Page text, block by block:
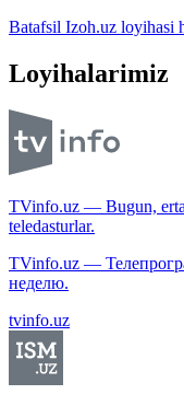
Batafsil Izoh.uz loyihasi
Loyihalarimiz
TVinfo.uz — Bugun,
teledasturlar.
TVinfo.uz —
неделю.
tvinfo.uz